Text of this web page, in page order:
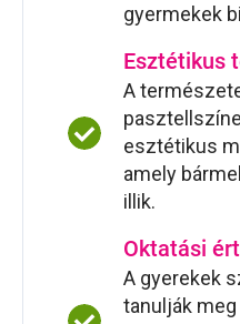
gyermekek
Esztétikus
A
esztétikus
amely
illik.
Oktatási
A gyerekek
tanulják